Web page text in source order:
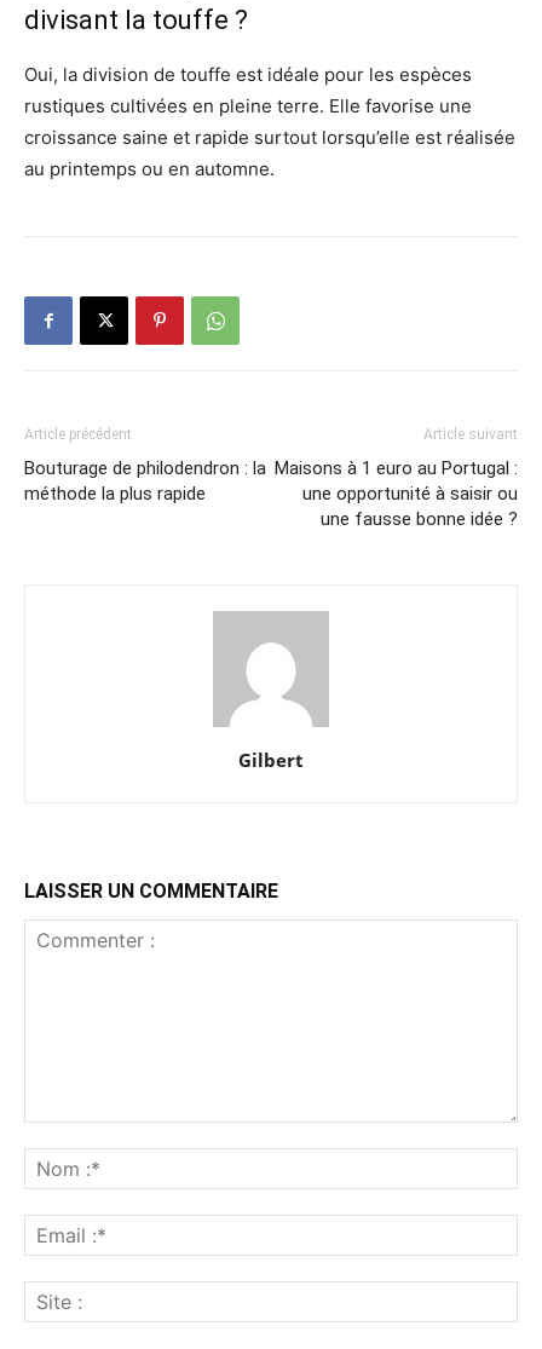
divisant la touffe ?
Oui, la division de touffe est idéale pour les espèces
rustiques cultivées en pleine terre. Elle favorise une
croissance saine et rapide surtout lorsqu’elle est réalisée
au printemps ou en automne.
Article précédent
Bouturage de philodendron : la
méthode la plus rapide
Article suivant
Maisons à 1 euro au Portugal :
une opportunité à saisir ou
une fausse bonne idée ?
Gilbert
LAISSER UN COMMENTAIRE